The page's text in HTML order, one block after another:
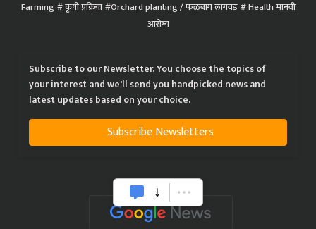
Farming कृषी प्रक्रिया Orchard planting / फळबाग लागवड Health मानवी
आरोग्य
Subscribe to our Newsletter. You choose the topics of
your interest and we'll send you handpicked news and
latest updates based on your choice.
Subscribe Newsletters